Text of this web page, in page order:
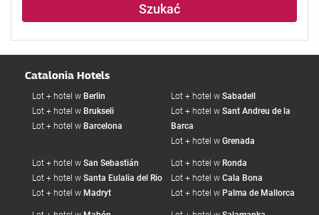
Szukać
Catalonia Hotels
Lot + hotel w Berlin
Lot + hotel w Brukseli
Lot + hotel w Barcelona
Lot + hotel w Sabadell
Lot + hotel w Sant Andreu de la
Barca
Lot + hotel w Grenada
Lot + hotel w San Sebastián
Lot + hotel w Santa Eulalia del Rio
Lot + hotel w Madryt
Lot + hotel w Ronda
Lot + hotel w Cala Bona
Lot + hotel w Palma de Mallorca